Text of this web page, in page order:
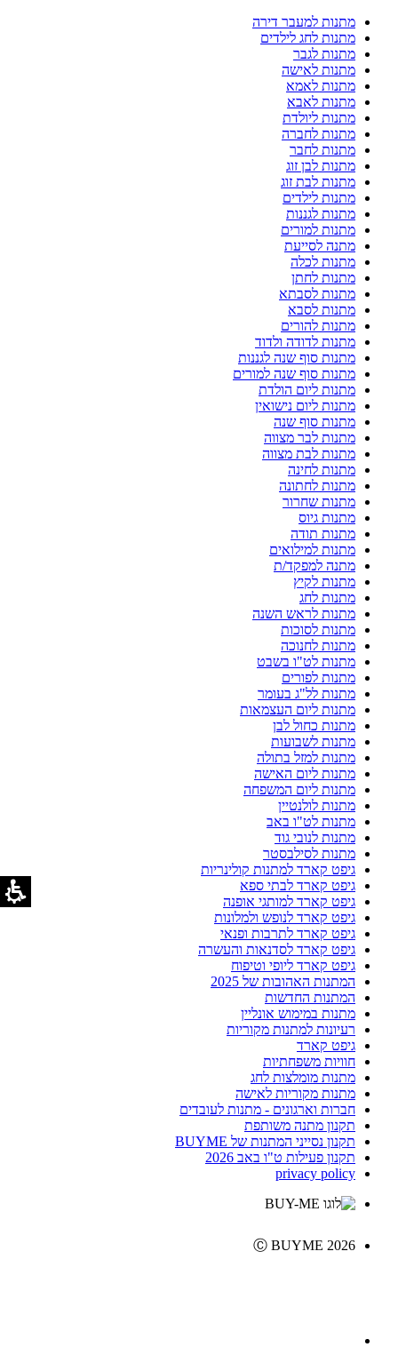
מתנות למעבר דירה
מתנות לחג לילדים
מתנות לגבר
מתנות לאישה
מתנות לאמא
מתנות לאבא
מתנות ליולדת
מתנות לחברה
מתנות לחבר
מתנות לבן זוג
מתנות לבת זוג
מתנות לילדים
מתנות לגננות
מתנות למורים
מתנה לסייעת
מתנות לכלה
מתנות לחתן
מתנות לסבתא
מתנות לסבא
מתנות להורים
מתנות לדודה ולדוד
מתנות סוף שנה לגננות
מתנות סוף שנה למורים
מתנות ליום הולדת
מתנות ליום נישואין
מתנות סוף שנה
מתנות לבר מצווה
מתנות לבת מצווה
מתנות לחינה
מתנות לחתונה
מתנות שחרור
מתנות גיוס
מתנות תודה
מתנות למילואים
מתנה למפקד/ת
מתנות לקיץ
מתנות לחג
מתנות לראש השנה
מתנות לסוכות
מתנות לחנוכה
מתנות לט"ו בשבט
מתנות לפורים
מתנות לל"ג בעומר
מתנות ליום העצמאות
מתנות כחול לבן
מתנות לשבועות
מתנות למזל בתולה
מתנות ליום האישה
מתנות ליום המשפחה
מתנות לולנטיין
מתנות לט"ו באב
מתנות לנובי גוד
מתנות לסילבסטר
גיפט קארד למתנות קולינריות
גיפט קארד לבתי ספא
גיפט קארד למותגי אופנה
גיפט קארד לנופש ולמלונות
גיפט קארד לתרבות ופנאי
גיפט קארד לסדנאות והעשרה
גיפט קארד ליופי וטיפוח
המתנות האהובות של 2025
המתנות החדשות
מתנות במימוש אונליין
רעיונות למתנות מקוריות
גיפט קארד
חוויות משפחתיות
מתנות מומלצות לחג
מתנות מקוריות לאישה
חברות וארגונים - מתנות לעובדים
תקנון מתנה משותפת
תקנון נסייני המתנות של BUYME
תקנון פעילות ט"ו באב 2026
privacy policy
Ⓒ BUYME 2026